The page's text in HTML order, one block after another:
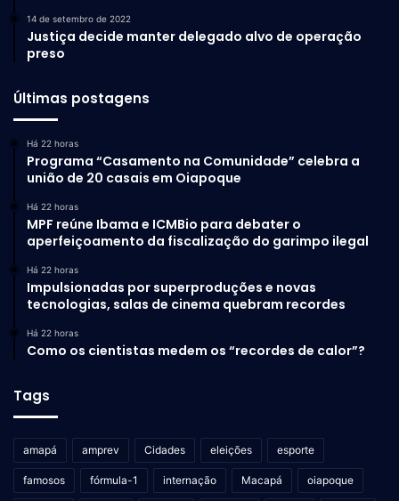
14 de setembro de 2022
Justiça decide manter delegado alvo de operação
preso
Últimas postagens
Há 22 horas
Programa “Casamento na Comunidade” celebra a
união de 20 casais em Oiapoque
Há 22 horas
MPF reúne Ibama e ICMBio para debater o
aperfeiçoamento da fiscalização do garimpo ilegal
Há 22 horas
Impulsionadas por superproduções e novas
tecnologias, salas de cinema quebram recordes
Há 22 horas
Como os cientistas medem os “recordes de calor”?
Tags
amapá amprev Cidades eleições esporte
famosos fórmula-1 internação Macapá oiapoque